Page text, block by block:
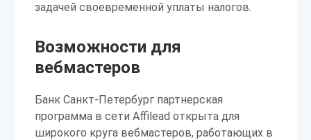
задачей своевременной уплаты налогов.
Возможности для
вебмастеров
Банк Санкт-Петербург партнерская
программа в сети Affilead открыта для
широкого круга вебмастеров, работающих в